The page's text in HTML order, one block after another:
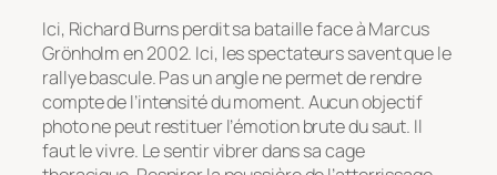
Ici, Richard Burns perdit sa bataille face à Marcus
Grönholm en 2002. Ici, les spectateurs savent que le
rallye bascule. Pas un angle ne permet de rendre
compte de l’intensité du moment. Aucun objectif
photo ne peut restituer l’émotion brute du saut. Il
faut le vivre. Le sentir vibrer dans sa cage